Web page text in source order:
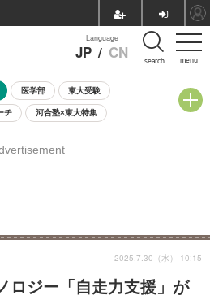
menu
Language
JP / CN search
医学部 東大受験
チ 河合塾×東大特集
学校説明会・相談会
ロジー「自走力支援」が
2025.7.30（水） 10:15